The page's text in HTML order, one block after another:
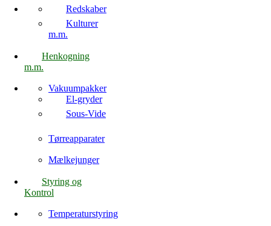
Redskaber
Kulturer
m.m.
Henkogning
m.m.
Vakuumpakker
El-gryder
Sous-Vide
Tørreapparater
Mælkejunger
Styring og
Kontrol
Temperaturstyring